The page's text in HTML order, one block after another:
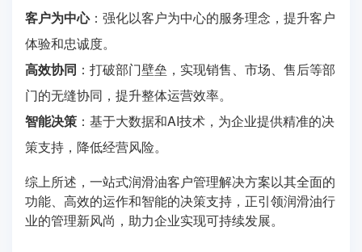
客户为中心：强化以客户为中心的服务理念，提升客户
体验和忠诚度。
高效协同 ：打破部门壁垒，实现销售、市场、售后等部
门的无缝协同，提升整体运营效率。
智能决策 ：基于大数据和AI技术，为企业提供精准的决
策支持，降低经营风险。
综上所述，一站式润滑油客户管理解决方案以其全面的
功能、高效的运作和智能的决策支持，正引领润滑油行
业的管理新风尚，助力企业实现可持续发展。